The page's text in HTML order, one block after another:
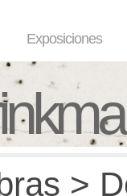
Exposiciones
>